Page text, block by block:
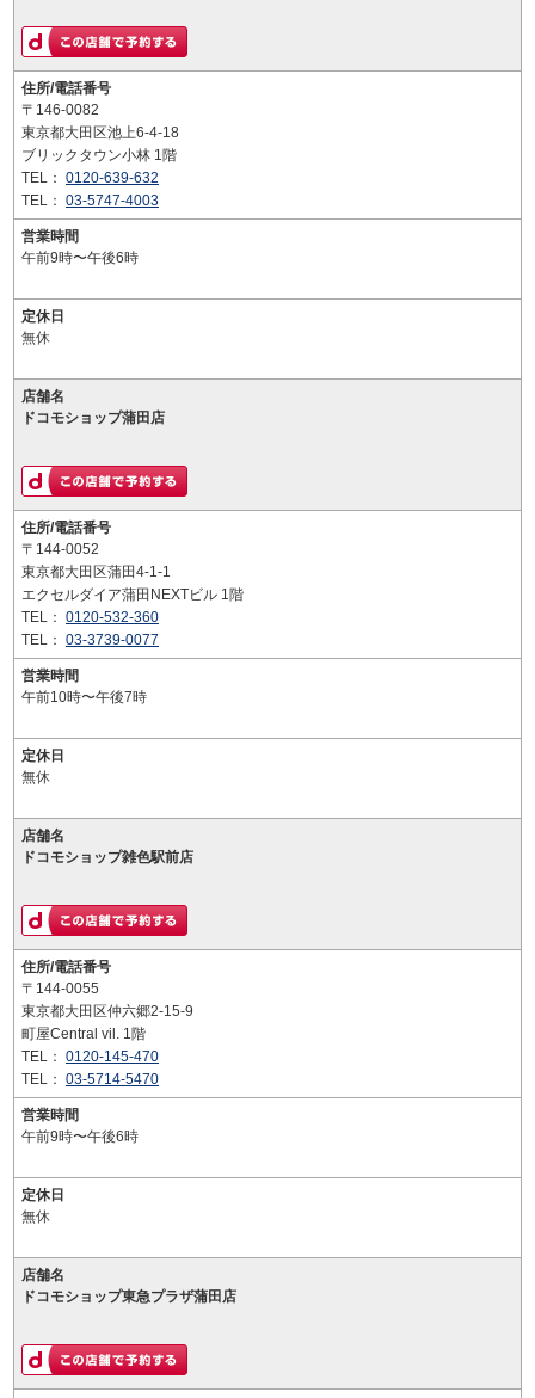
住所/電話番号
〒146-0082
東京都大田区池上6-4-18
ブリックタウン小林 1階
TEL： 0120-639-632
TEL： 03-5747-4003
営業時間
午前9時〜午後6時
定休日
無休
店舗名
ドコモショップ蒲田店
住所/電話番号
〒144-0052
東京都大田区蒲田4-1-1
エクセルダイア蒲田NEXTビル 1階
TEL： 0120-532-360
TEL： 03-3739-0077
営業時間
午前10時〜午後7時
定休日
無休
店舗名
ドコモショップ雑色駅前店
住所/電話番号
〒144-0055
東京都大田区仲六郷2-15-9
町屋Central vil. 1階
TEL： 0120-145-470
TEL： 03-5714-5470
営業時間
午前9時〜午後6時
定休日
無休
店舗名
ドコモショップ東急プラザ蒲田店